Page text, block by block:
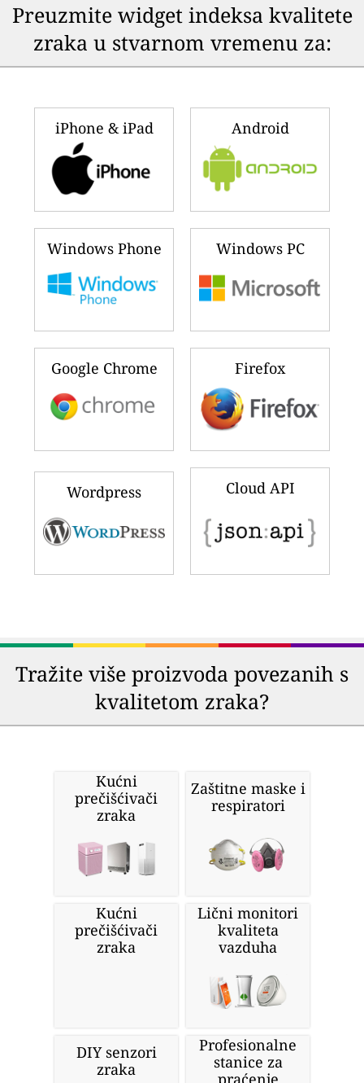
Preuzmite widget indeksa kvalitete
zraka u stvarnom vremenu za:
iPhone & iPad Android
Windows Phone Windows PC
Google Chrome Firefox
Wordpress Cloud API
Tražite više proizvoda povezanih s
kvalitetom zraka?
Kućni
prečišćivači
zraka
Zaštitne maske i
respiratori
Kućni
prečišćivači
zraka
Lični monitori
kvaliteta
vazduha
DIY senzori
zraka
Profesionalne
stanice za